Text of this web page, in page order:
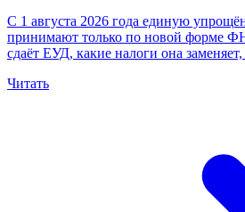
С 1 августа 2026 года единую
принимают только по новой форме
сдаёт ЕУД, какие налоги она
Читать